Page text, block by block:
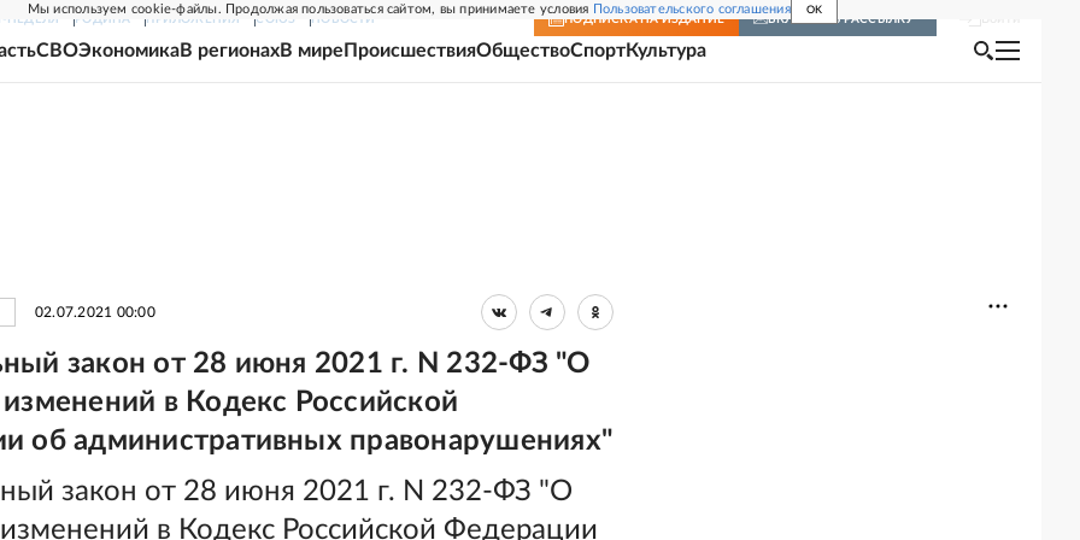
Мы используем cookie-файлы. Продолжая пользоваться сайтом, вы принимаете условия Пользовательского соглашения OK
НЕДЕЛЯ РОДИНА ПРИЛОЖЕНИЯ СОЮЗ НОВОСТИ ПОДПИСКА НА ИЗДАНИЕ ВКЛЮЧИТЬ РАССЫЛКУ
СВОЭкономикаВ регионахВ мире ПроисшествияОбществоСпортКультура
02.07.2021 00:00
закон от 28 июня 2021 г. N 232-ФЗ "О
в Кодекс Российской
об административных правонарушениях"
закон от 28 июня 2021 г. N 232-ФЗ "О
в Кодекс Российской Федерации